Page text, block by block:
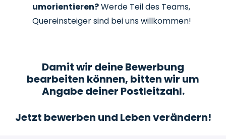
umorientieren?Werde Teil des Teams,
Quereinsteiger sind bei uns willkommen!
Damit wir deine Bewerbung
bearbeiten können, bitten wir um
Angabe deiner Postleitzahl.
Jetzt bewerben und Leben verändern!